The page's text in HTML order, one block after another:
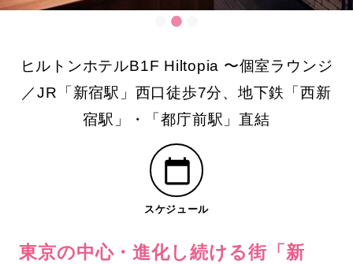
ヒルトンホテルB1F Hiltopia 〜個室ラウンジ
／JR「新宿駅」西口徒歩7分、地下鉄「西新
宿駅」・「都庁前駅」直結
スケジュール
東京の中心・進化し続ける街「新